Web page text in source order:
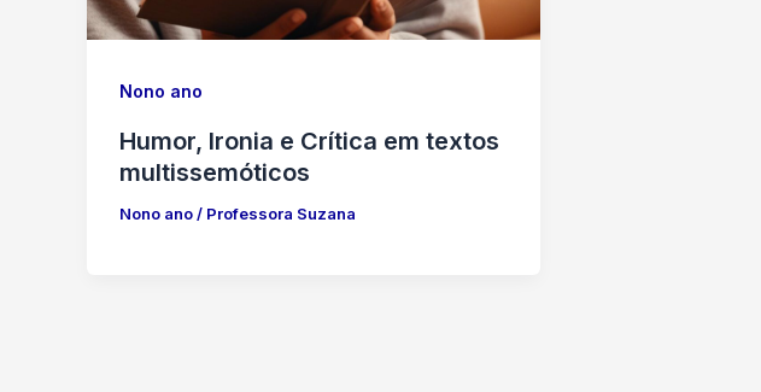
Nono ano
Humor, Ironia e Crítica em textos
multissemóticos
Nono ano/ Professora Suzana